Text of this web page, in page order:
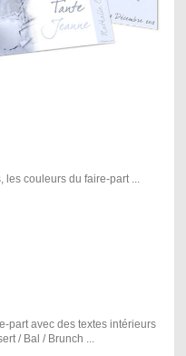
les couleurs du faire-part ...
part avec des textes intérieurs
/ Bal / Brunch ...